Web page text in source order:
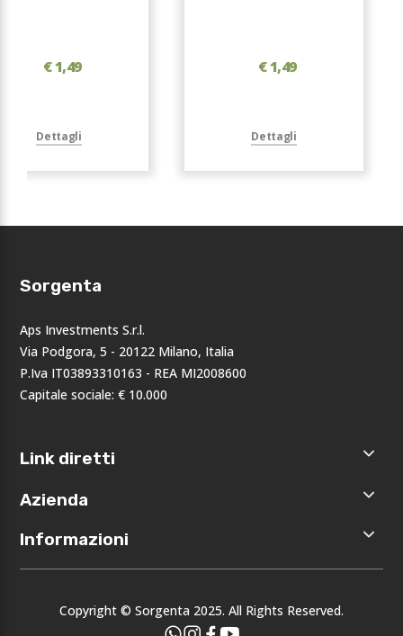
€ 1,49
Dettagli
€ 1,49
Dettagli
Sorgenta
Aps Investments S.r.l.
Via Podgora, 5 - 20122 Milano, Italia
P.Iva IT03893310163 - REA MI2008600
Capitale sociale: € 10.000
Link diretti
Home
Accedi
Registrati
Azienda
Chi siamo
I nostri
Eventi
Informazioni
Privacy
CondizioniCopyright © Sorgenta 2025. All Rights Reserved.